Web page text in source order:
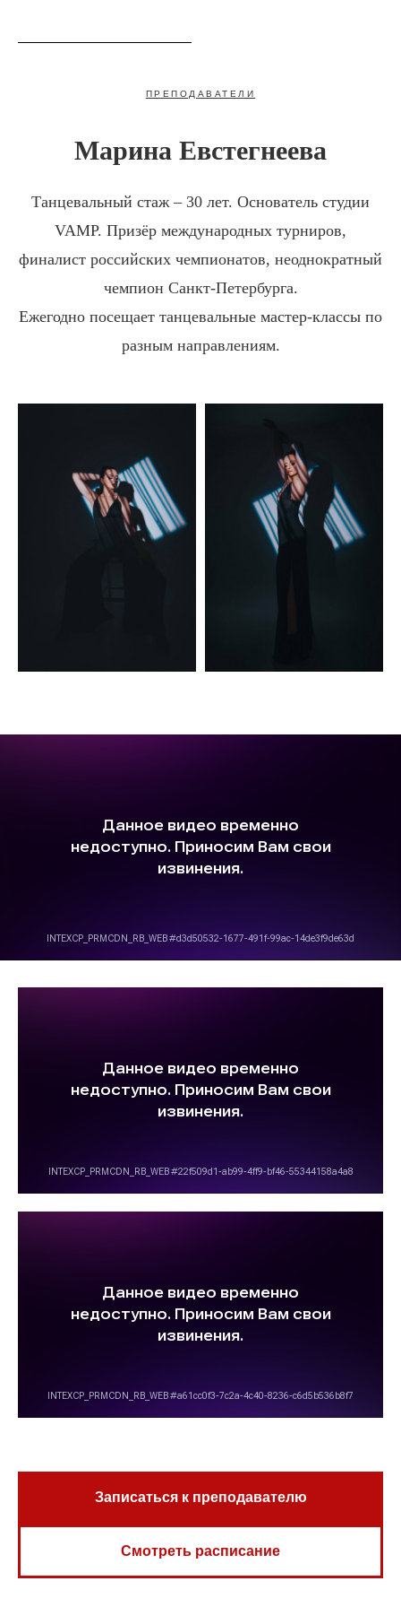
ПРЕПОДАВАТЕЛИ
Марина Евстегнеева
Танцевальный стаж– 30 лет. Основатель студии
VAMP. Призёр международных турниров,
финалист российских чемпионатов, неоднократный
чемпион Санкт-Петербурга.
Ежегодно посещает танцевальные мастер-классы по
разным направлениям.
Записаться к преподавателю
Смотреть расписание